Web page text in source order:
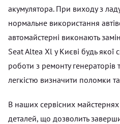
акумулятора. При виходу з
нормальне використання
автомайстерні виконають
Seat Altea Xl у Києві будь якої
роботи з ремонту генераторів
легкістю визначити поломки
В наших сервісних
деталей, що дозволить